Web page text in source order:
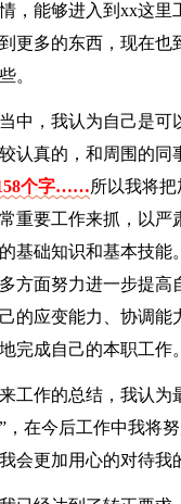
，能够进入到xx这
更多的东西，现在
。
中，我认为自己是
认真的，和周围的
个字……所以我将
重要工作来抓，以
基础知识和基本技
方面努力进一步提高
的应变能力、协调
完成自己的本职工作。
工作的总结，我认
，在今后工作中我将
会更加用心的对待我